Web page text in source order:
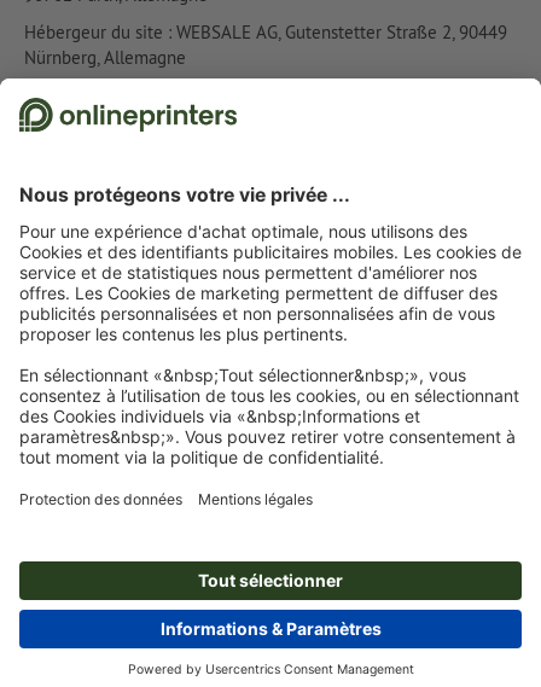
Hébergeur du site : WEBSALE AG, Gutenstetter Straße 2, 90449
Nürnberg, Allemagne
Crédits photos : Nous utilisons des images de Shutterstock,
Fotolia et iStockimages
procédure de règlement des litiges devant une commission
d'arbitrage des consommateurs.
Téléchargement Du PDF
Le programme gratuit Adobe Reader est nécessaire pour ouvrir
ce document. Cliquezicipour télécharger le programme.